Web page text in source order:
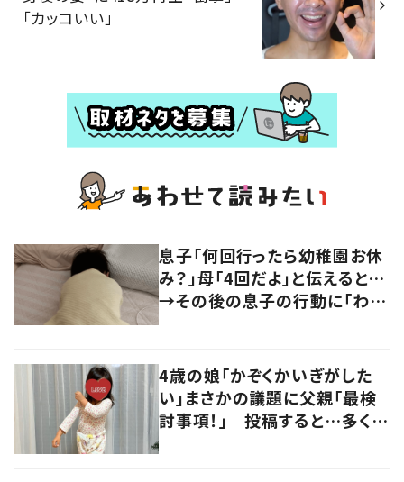
「カッコいい」
息子「何回行ったら幼稚園お休
み？」母「4回だよ」と伝えると…
→その後の息子の行動に「わか
4歳の娘「かぞくかいぎがした
い」まさかの議題に父親「最検
討事項！」 投稿すると…多くの